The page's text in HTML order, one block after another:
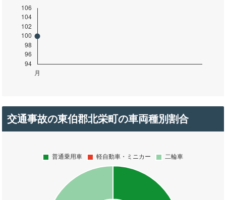
交通事故の東伯郡北栄町の車両種別割合